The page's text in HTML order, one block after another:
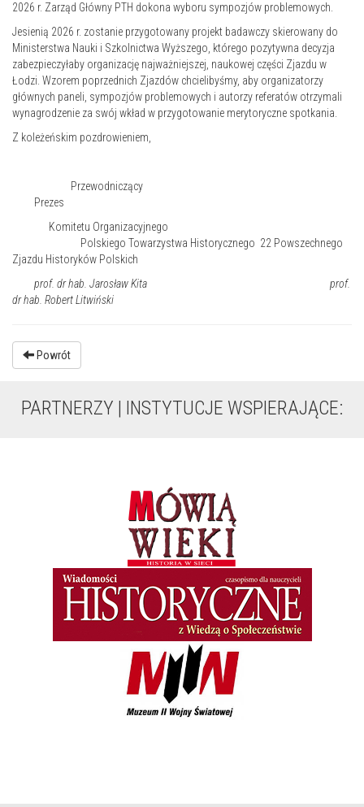
2026 r. Zarząd Główny PTH dokona wyboru sympozjów problemowych.
Jesienią 2026 r. zostanie przygotowany projekt badawczy skierowany do
Ministerstwa Nauki i Szkolnictwa Wyższego, którego pozytywna decyzja
zabezpieczyłaby organizację najważniejszej, naukowej części Zjazdu w
Łodzi. Wzorem poprzednich Zjazdów chcielibyśmy, aby organizatorzy
głównych paneli, sympozjów problemowych i autorzy referatów otrzymali
wynagrodzenie za swój wkład w przygotowanie merytoryczne spotkania.
Z koleżeńskim pozdrowieniem,
Przewodniczący
Prezes
Komitetu Organizacyjnego
Polskiego Towarzystwa Historycznego 22 Powszechnego
Zjazdu Historyków Polskich
prof. dr hab. Jarosław Kita prof.
dr hab. Robert Litwiński
Powrót
PARTNERZY | INSTYTUCJE WSPIERAJĄCE: